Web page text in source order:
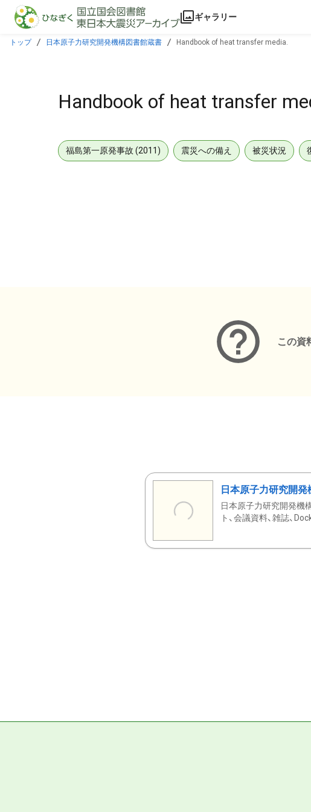
本文に飛ぶ
ギャラリー
トップ 日本原子力研究開発機構図書館蔵書 Handbook of heat transfer media.
Handbook of heat transfer
福島第一原発事故 (2011) 震災への備え 被災状況
この資
日本原子力研究開
日本原子力研究開発機
ト、会議資料、雑誌、